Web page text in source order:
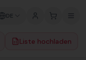
DE
Liste hochladen